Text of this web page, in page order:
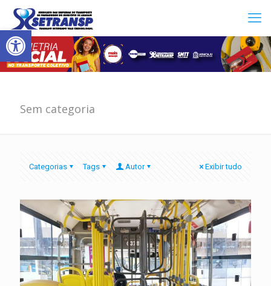
Abrir a barra de ferramentas
Sem categoria
Categorias Tags Autor Exibir tudo